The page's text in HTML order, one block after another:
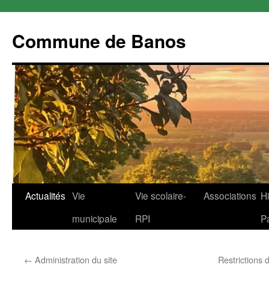
Commune de Banos
Aller
Actualités Vie
municipale
Vie scolaire-
RPI
Associations
← Administration du site Restrictions